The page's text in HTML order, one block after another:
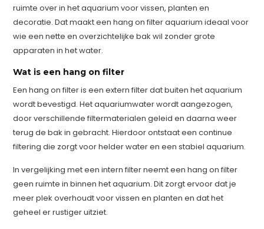
ruimte over in het aquarium voor vissen, planten en
decoratie. Dat maakt een hang on filter aquarium ideaal voor
wie een nette en overzichtelijke bak wil zonder grote
apparaten in het water.
Wat is een hang on filter
Een hang on filter is een extern filter dat buiten het aquarium
wordt bevestigd. Het aquariumwater wordt aangezogen,
door verschillende filtermaterialen geleid en daarna weer
terug de bak in gebracht. Hierdoor ontstaat een continue
filtering die zorgt voor helder water en een stabiel aquarium.
In vergelijking met een intern filter neemt een hang on filter
geen ruimte in binnen het aquarium. Dit zorgt ervoor dat je
meer plek overhoudt voor vissen en planten en dat het
geheel er rustiger uitziet.